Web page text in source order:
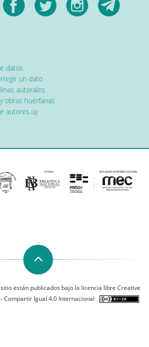
datos
un dato
autorales
obras huérfanas
autores.uy
están publicados bajo la licencia libre Creative
Compartir Igual 4.0 Internacional